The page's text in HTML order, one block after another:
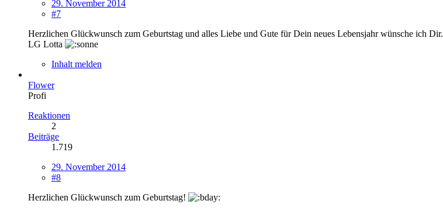
29. November 2014
#7
Herzlichen Glückwunsch zum Geburtstag und alles Liebe und Gute für Dein neues Lebensjahr wünsche ich Dir.
LG Lotta
Inhalt melden
Flower
Profi
Reaktionen
2
Beiträge
1.719
29. November 2014
#8
Herzlichen Glückwunsch zum Geburtstag!